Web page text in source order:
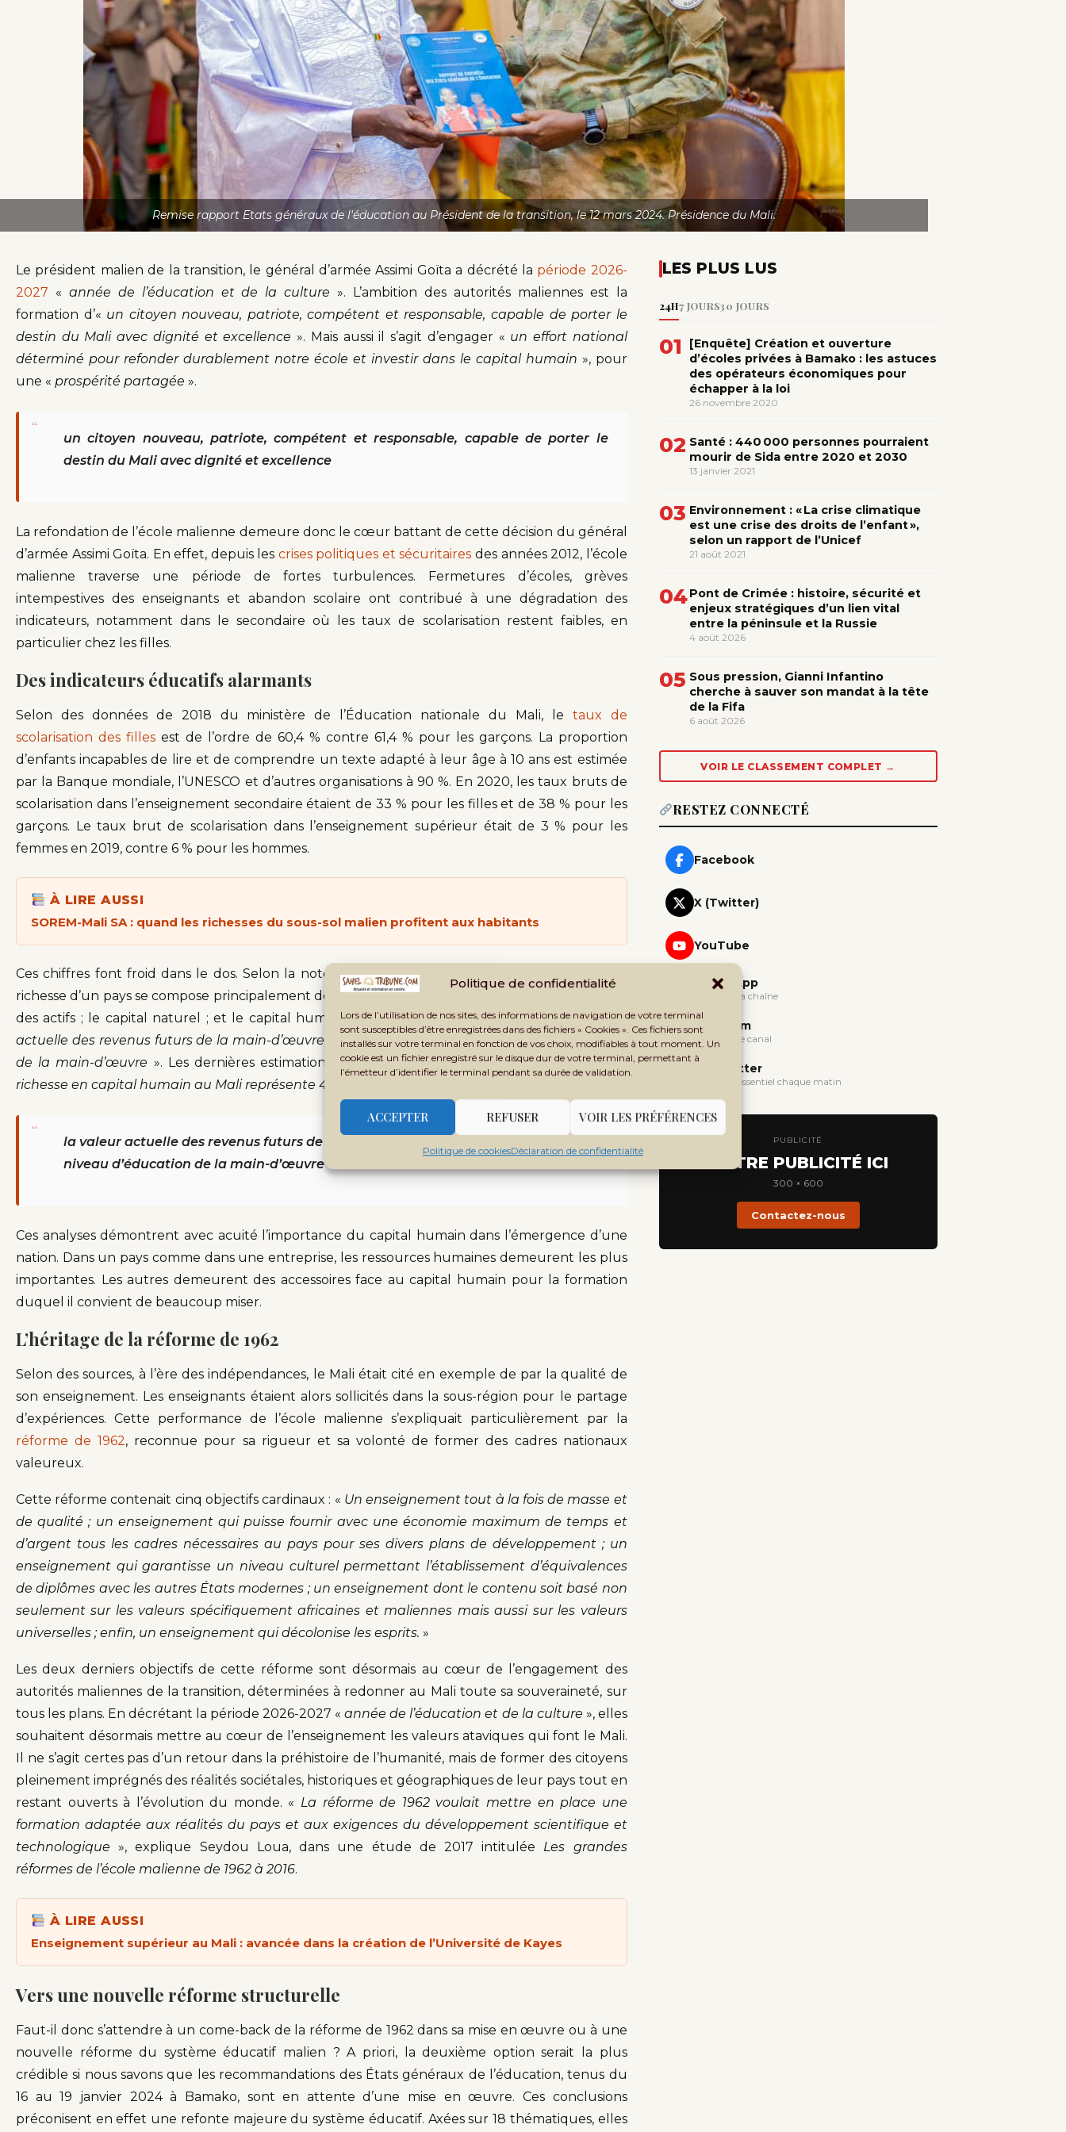
Politique de confidentialité
Lors de l’utilisation de nos sites, des informations de navigation de votre terminal
sont susceptibles d’être enregistrées dans des fichiers « Cookies ». Ces fichiers sont
installés sur votre terminal en fonction de vos choix, modifiables à tout moment. Un
cookie est un fichier enregistré sur le disque dur de votre terminal, permettant à
l’émetteur d’identifier le terminal pendant sa durée de validation.
ACCEPTER REFUSER VOIR LES PRÉFÉRENCES
Politique de cookiesDéclaration de confidentialité
Remise rapport Etats généraux de l'éducation au Président de la transition, le 12 mars 2024. Présidence du Mali.
Le président malien de la transition, le général d’armée Assimi Goïta a décrété la période 2026-
2027 « année de l’éducation et de la culture ». L’ambition des autorités maliennes est la
formation d’« un citoyen nouveau, patriote, compétent et responsable, capable de porter le
destin du Mali avec dignité et excellence ». Mais aussi il s’agit d’engager « un effort national
déterminé pour refonder durablement notre école et investir dans le capital humain », pour
une « prospérité partagée ».
“
un citoyen nouveau, patriote, compétent et responsable, capable de porter le
destin du Mali avec dignité et excellence
La refondation de l’école malienne demeure donc le cœur battant de cette décision du général
d’armée Assimi Goïta. En effet, depuis les crises politiques et sécuritaires des années 2012, l’école
malienne traverse une période de fortes turbulences. Fermetures d’écoles, grèves
intempestives des enseignants et abandon scolaire ont contribué à une dégradation des
indicateurs, notamment dans le secondaire où les taux de scolarisation restent faibles, en
particulier chez les filles.
Des indicateurs éducatifs alarmants
Selon des données de 2018 du ministère de l’Éducation nationale du Mali, le taux de
scolarisation des fillesest de l’ordre de 60,4 % contre 61,4 % pour les garçons. La proportion
d’enfants incapables de lire et de comprendre un texte adapté à leur âge à 10 ans est estimée
par la Banque mondiale, l’UNESCO et d’autres organisations à 90 %. En 2020, les taux bruts de
scolarisation dans l’enseignement secondaire étaient de 33 % pour les filles et de 38 % pour les
garçons. Le taux brut de scolarisation dans l’enseignement supérieur était de 3 % pour les
femmes en 2019, contre 6 % pour les hommes.
À LIRE AUSSI
SOREM-Mali SA : quand les richesses du sous-sol malien profitent aux habitants
Ces chiffres font froid dans le dos. Selon la note synthétique de l’UNESCO en janvier 2024, la
richesse d’un pays se compose principalement de
trois types de capital
des actifs ; le capital naturel ; et le capital humain. Ce dernier est mesuré comme «la valeur
actuelle des revenus futurs de la main-d’œuvre, qui dépend à son tour du niveau d’éducation
de la main-d’œuvre ». Les dernières estimations de la Banque mondiale «suggèrent que la
richesse en capital humain au Mali représente 42 % de la richesse nationale
“
la valeur actuelle des revenus futurs de la main-d’œuvre, qui dépend à son tour du
niveau d’éducation de la main-d’œuvre
Ces analyses démontrent avec acuité l’importance du capital humain dans l’émergence d’une
nation. Dans un pays comme dans une entreprise, les ressources humaines demeurent les plus
importantes. Les autres demeurent des accessoires face au capital humain pour la formation
duquel il convient de beaucoup miser.
L’héritage de la réforme de 1962
Selon des sources, à l’ère des indépendances, le Mali était cité en exemple de par la qualité de
son enseignement. Les enseignants étaient alors sollicités dans la sous-région pour le partage
d’expériences. Cette performance de l’école malienne s’expliquait particulièrement par la
réforme de 1962, reconnue pour sa rigueur et sa volonté de former des cadres nationaux
valeureux.
Cette réforme contenait cinq objectifs cardinaux : « Un enseignement tout à la fois de masse et
de qualité ; un enseignement qui puisse fournir avec une économie maximum de temps et
d’argent tous les cadres nécessaires au pays pour ses divers plans de développement ; un
enseignement qui garantisse un niveau culturel permettant l’établissement d’équivalences
de diplômes avec les autres États modernes ; un enseignement dont le contenu soit basé non
seulement sur les valeurs spécifiquement africaines et maliennes mais aussi sur les valeurs
universelles ; enfin, un enseignement qui décolonise les esprits. »
Les deux derniers objectifs de cette réforme sont désormais au cœur de l’engagement des
autorités maliennes de la transition, déterminées à redonner au Mali toute sa souveraineté, sur
tous les plans. En décrétant la période 2026-2027 «année de l’éducation et de la culture », elles
souhaitent désormais mettre au cœur de l’enseignement les valeurs ataviques qui font le Mali.
Il ne s’agit certes pas d’un retour dans la préhistoire de l’humanité, mais de former des citoyens
pleinement imprégnés des réalités sociétales, historiques et géographiques de leur pays tout en
restant ouverts à l’évolution du monde. « La réforme de 1962 voulait mettre en place une
formation adaptée aux réalités du pays et aux exigences du développement scientifique et
technologique », explique Seydou Loua, dans une étude de 2017 intitulée Les grandes
réformes de l’école malienne de 1962 à 2016.
À LIRE AUSSI
Enseignement supérieur au Mali : avancée dans la création de l’Université de Kayes
Vers une nouvelle réforme structurelle
Faut-il donc s’attendre à un come-back de la réforme de 1962 dans sa mise en œuvre ou à une
nouvelle réforme du système éducatif malien ? A priori, la deuxième option serait la plus
crédible si nous savons que les recommandations des États généraux de l’éducation, tenus du
16 au 19 janvier 2024 à Bamako, sont en attente d’une mise en œuvre. Ces conclusions
préconisent en effet une refonte majeure du système éducatif. Axées sur 18 thématiques, elles
LES PLUS LUS
24H7 JOURS30 JOURS
01
[Enquête] Création et ouverture
d’écoles privées à Bamako : les astuces
des opérateurs économiques pour
échapper à la loi
26 novembre 2020
02 Santé : 440 000 personnes pourraient
mourir de Sida entre 2020 et 2030
13 janvier 2021
03 Environnement : « La crise climatique
est une crise des droits de l’enfant »,
selon un rapport de l’Unicef
21 août 2021
04Pont de Crimée : histoire, sécurité et
enjeux stratégiques d’un lien vital
entre la péninsule et la Russie
4 août 2026
05 Sous pression, Gianni Infantino
cherche à sauver son mandat à la tête
de la Fifa
6 août 2026
VOIR LE CLASSEMENT COMPLET →
RESTEZ CONNECTÉ
Facebook
X (Twitter)
YouTube
WhatsApp
Rejoindre la chaîne
Telegram
Rejoindre le canal
Newsletter
Recevoir l'essentiel chaque matin
PUBLICITÉ
VOTRE PUBLICITÉ ICI
300 × 600
Contactez-nous